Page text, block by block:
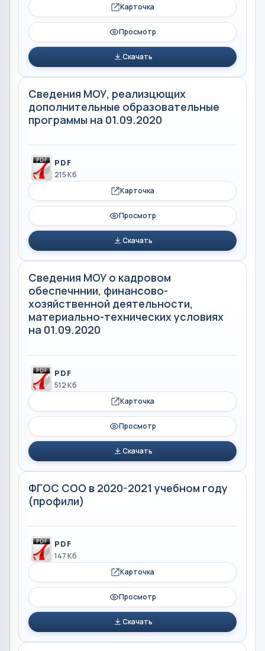
Карточка
Просмотр
Скачать
Сведения МОУ, реализцющих
дополнительные образовательные
программы на 01.09.2020
PDF
215 Кб
Карточка
Просмотр
Скачать
Сведения МОУ о кадровом
обеспечннии, финансово-
хозяйственной деятельности,
материально-технических условиях
на 01.09.2020
PDF
512 Кб
Карточка
Просмотр
Скачать
ФГОС СОО в 2020-2021 учебном году
(профили)
PDF
147 Кб
Карточка
Просмотр
Скачать